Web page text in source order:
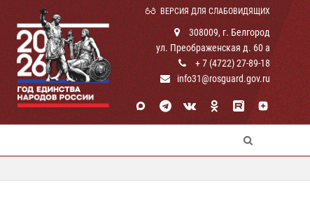
ВЕРСИЯ ДЛЯ СЛАБОВИДЯЩИХ
308009, г. Белгород
ул. Преображенская д. 60 а
+ 7 (4722) 27-89-18
info31@rosguard.gov.ru